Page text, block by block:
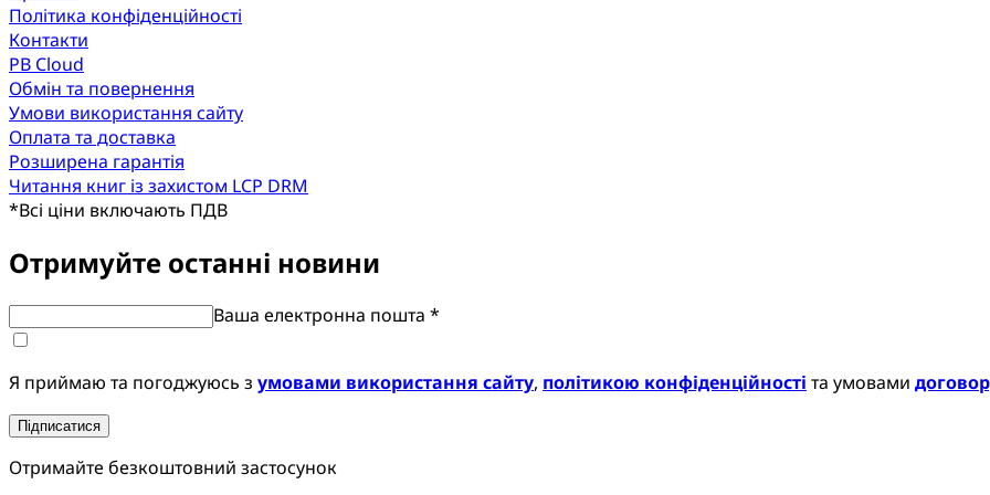
Політика конфіденційності
Контакти
PB Cloud
Обмін та повернення
Умови використання сайту
Оплата та доставка
Розширена гарантія
Читання книг із захистом LCP DRM
*Всі ціни включають ПДВ
Отримуйте останні новини
Ваша електронна пошта *
Я приймаю та погоджуюсь з умовами використання сайту, політикою конфіденційності та умовами
Підписатися
Отримайте безкоштовний застосунок